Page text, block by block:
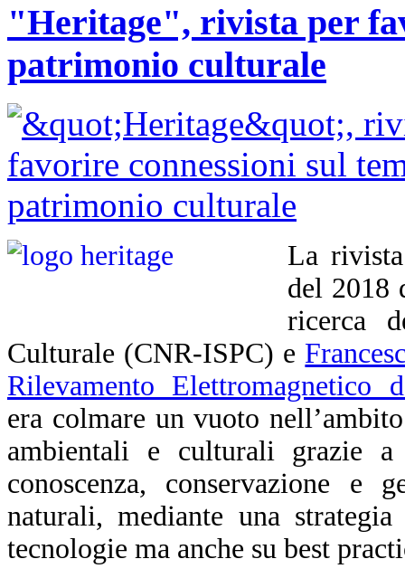
"Heritage", rivista per
patrimonio culturale
La
del 2018
ricerca
Culturale (CNR-ISPC) e
Rilevamento Elettromagnetico
era colmare un vuoto
ambientali e culturali grazie a
conoscenza, conservazione e
naturali, mediante una
tecnologie ma anche su best